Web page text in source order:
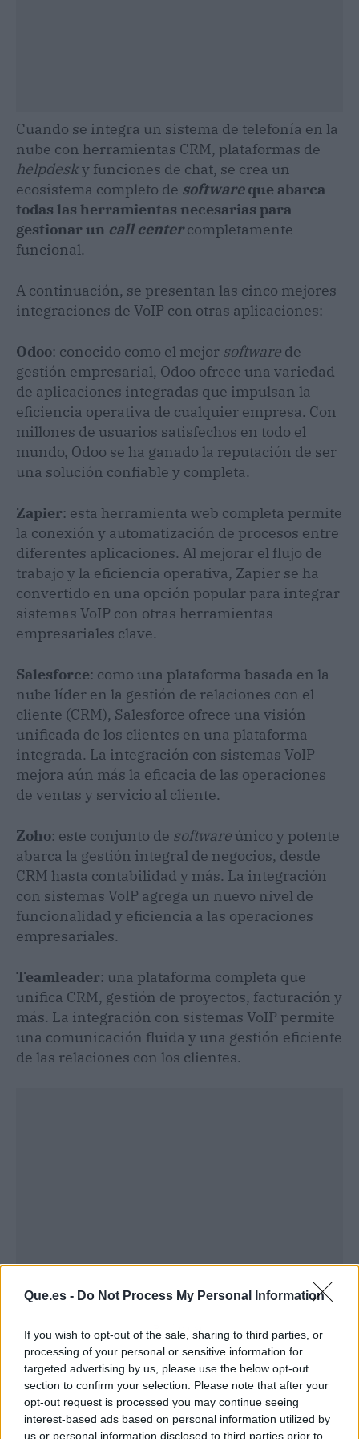
Que.es - Do Not Process My Personal Information
If you wish to opt-out of the sale, sharing to third parties, or
processing of your personal or sensitive information for
targeted advertising by us, please use the below opt-out
section to confirm your selection. Please note that after your
opt-out request is processed you may continue seeing
interest-based ads based on personal information utilized by
us or personal information disclosed to third parties prior to
Cuando se integra un sistema de telefonía en la
nube con herramientas CRM, plataformas de
helpdesky funciones de chat, se crea un
ecosistema completo de softwareque abarca
todas las herramientas necesarias para
gestionar un call centercompletamente
funcional.
A continuación, se presentan las cinco mejores
integraciones de VoIP con otras aplicaciones:
Odoo: conocido como el mejor software de
gestión empresarial, Odoo ofrece una variedad
de aplicaciones integradas que impulsan la
eficiencia operativa de cualquier empresa. Con
millones de usuarios satisfechos en todo el
mundo, Odoo se ha ganado la reputación de ser
una solución confiable y completa.
Zapier: esta herramienta web completa permite
la conexión y automatización de procesos entre
diferentes aplicaciones. Al mejorar el flujo de
trabajo y la eficiencia operativa, Zapier se ha
convertido en una opción popular para integrar
sistemas VoIP con otras herramientas
empresariales clave.
Salesforce: como una plataforma basada en la
nube líder en la gestión de relaciones con el
cliente (CRM), Salesforce ofrece una visión
unificada de los clientes en una plataforma
integrada. La integración con sistemas VoIP
mejora aún más la eficacia de las operaciones
de ventas y servicio al cliente.
Zoho: este conjunto de software único y potente
abarca la gestión integral de negocios, desde
CRM hasta contabilidad y más. La integración
con sistemas VoIP agrega un nuevo nivel de
funcionalidad y eficiencia a las operaciones
empresariales.
Teamleader: una plataforma completa que
unifica CRM, gestión de proyectos, facturación y
más. La integración con sistemas VoIP permite
una comunicación fluida y una gestión eficiente
de las relaciones con los clientes.
Publicidad